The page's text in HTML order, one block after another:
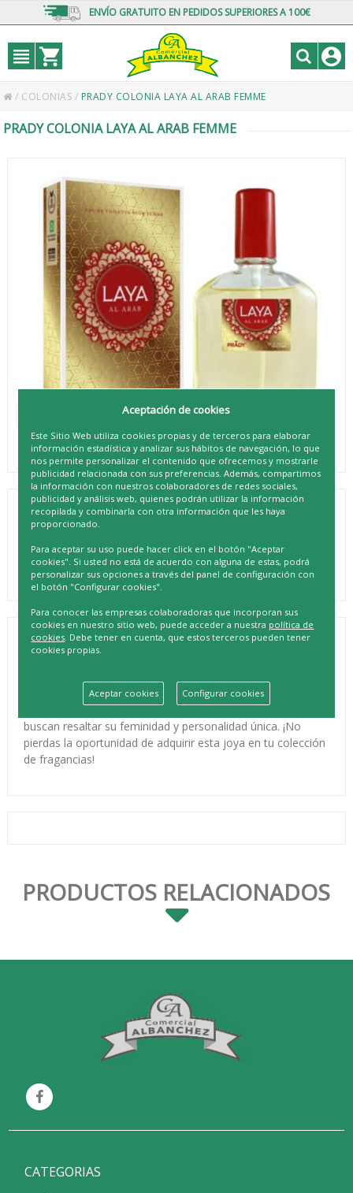
ENVÍO GRATUITO EN PEDIDOS SUPERIORES A 100€
/ COLONIAS / PRADY COLONIA LAYA AL ARAB FEMME
PRADY COLONIA LAYA AL ARAB FEMME
PRADY COLONIA LAYA AL ARAB FEMME
REF. 8423564129383
DESCRIPCIÓN
¡Descubre la sofisticación y elegancia de PRADY COLONIA
transportará a tierras lejanas con su aroma sutil y
cautivador. Ideal para mujeres seguras de sí mismas que
buscan resaltar su feminidad y personalidad única. ¡No
pierdas la oportunidad de adquirir esta joya en tu colección
de fragancias!
PRODUCTOS RELACIONADOS
CATEGORIAS
Aceptación de cookies
Este Sitio Web utiliza cookies propias y de terceros para elaborar
información estadística y analizar sus hábitos de navegación, lo que
nos permite personalizar el contenido que ofrecemos y mostrarle
publicidad relacionada con sus preferencias. Además, compartimos
la información con nuestros colaboradores de redes sociales,
publicidad y análisis web, quienes podrán utilizar la información
recopilada y combinarla con otra información que les haya
proporcionado.
Para aceptar su uso puede hacer click en el botón "Aceptar
cookies". Si usted no está de acuerdo con alguna de estas, podrá
personalizar sus opciones a través del panel de configuración con
el botón "Configurar cookies".
Para conocer las empresas colaboradoras que incorporan sus
cookies en nuestro sitio web, puede acceder a nuestra política de
cookies . Debe tener en cuenta, que estos terceros pueden tener
cookies propias.
Aceptar cookies Configurar cookies